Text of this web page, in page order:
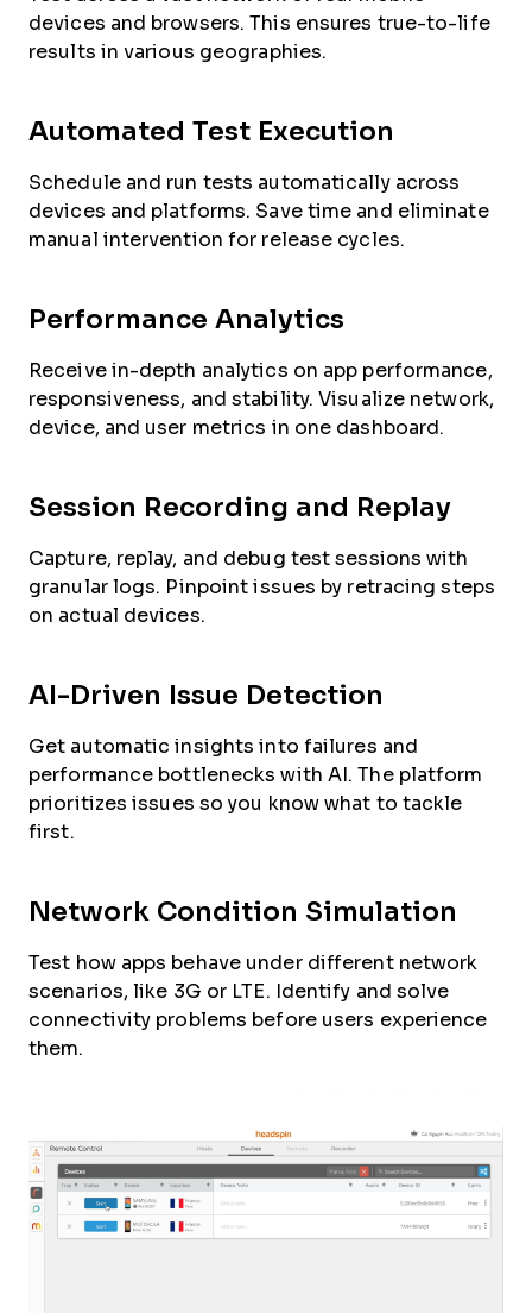
devices and browsers. This ensures true-to-life
results in various geographies.
Automated Test Execution
Schedule and run tests automatically across
devices and platforms. Save time and eliminate
manual intervention for release cycles.
Performance Analytics
Receive in-depth analytics on app performance,
responsiveness, and stability. Visualize network,
device, and user metrics in one dashboard.
Session Recording and Replay
Capture, replay, and debug test sessions with
granular logs. Pinpoint issues by retracing steps
on actual devices.
AI-Driven Issue Detection
Get automatic insights into failures and
performance bottlenecks with AI. The platform
prioritizes issues so you know what to tackle
first.
Network Condition Simulation
Test how apps behave under different network
scenarios, like 3G or LTE. Identify and solve
connectivity problems before users experience
them.